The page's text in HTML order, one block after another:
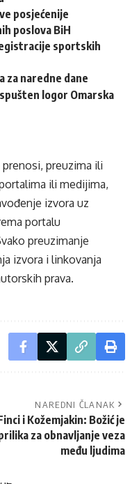
posjećenije
poslova BiH
sportskih
za naredne dane
logor Omarska
preuzima ili
ili medijima,
izvora uz
portalu
preuzimanje
izvora i linkovanja
prava.
NAREDNI ČLANAK
i Kožemjakin: Božić je
za obnavljanje veza
među ljudima